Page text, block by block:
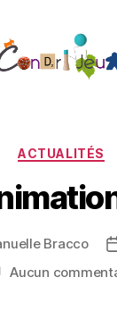
ACTUALITÉS
Bracco
Aucun